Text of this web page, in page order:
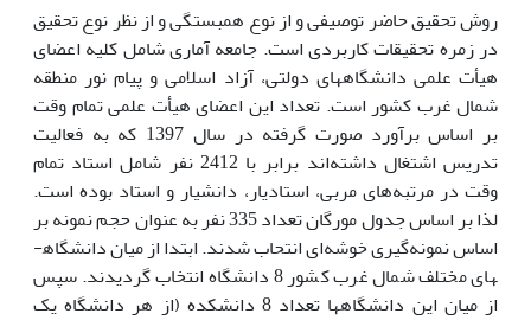
روش تحقیق حاضر توصیفی و از نوع همبستگی و از نظر نوع تحقیق
در زمره تحقیقات کاربردی است. جامعه آماری شامل کلیه اعضای
هیأت علمی دانشگاه­های دولتی، آزاد اسلامی و پیام نور منطقه
شمال غرب کشور است. تعداد این اعضای هیأت علمی تمام وقت
بر اساس برآورد صورت گرفته در سال 1397 که به فعالیت
تدریس اشتغال داشته‌اند برابر با 2412 نفر شامل استاد تمام
وقت در مرتبه‌های مربی، استادیار، دانشیار و استاد بوده است.
لذا بر اساس جدول مورگان تعداد 335 نفر به عنوان حجم نمونه بر
اساس نمونه‌گیری خوشه‌ای انتحاب شدند. ابتدا از میان دانشگاه­
های مختلف شمال غرب کشور 8 دانشگاه انتخاب گردیدند. سپس
از میان این دانشگاه­ها تعداد 8 دانشکده (از هر دانشگاه یک